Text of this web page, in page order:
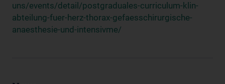
uns/events/detail/postgraduales-curriculum-klin-
abteilung-fuer-herz-thorax-gefaesschirurgische-
anaesthesie-und-intensivme/